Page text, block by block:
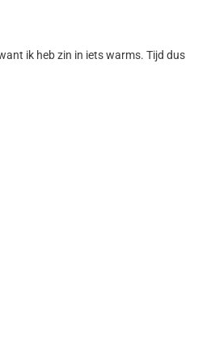
ik heb zin in iets warms. Tijd dus